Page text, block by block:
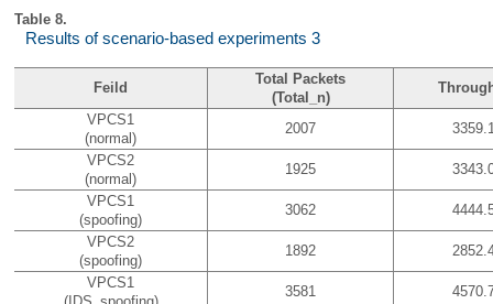
Table 8.
Results of scenario-based experiments 3
Feild
Total Packets
(Total_n)
VPCS1
(normal)
2007
VPCS2
(normal)
1925
VPCS1
(spoofing)
3062
VPCS2
(spoofing)
1892
VPCS1
3581